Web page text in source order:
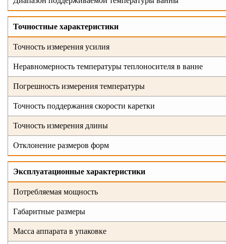
Точностные характеристики
Точность измерения усилия
Неравномерность температуры теплоносителя в ванне
Погрешность измерения температуры
Точность поддержания скорости каретки
Точность измерения длины
Отклонение размеров форм
Эксплуатационные характеристики
Потребляемая мощность
Габаритные размеры
Масса аппарата в упаковке